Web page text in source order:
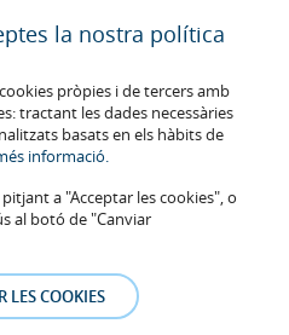
E08646940
reemplaça sinó complementa la
dubte, consulti amb el metge de
dels pacients identificables que
amb el seu consentiment i es
la nostra política
pròpies i de tercers amb
tractant les dades necessàries
basats en els hàbits de
informació.
a "Acceptar les cookies", o
al botó de "Canviar
LES COOKIES